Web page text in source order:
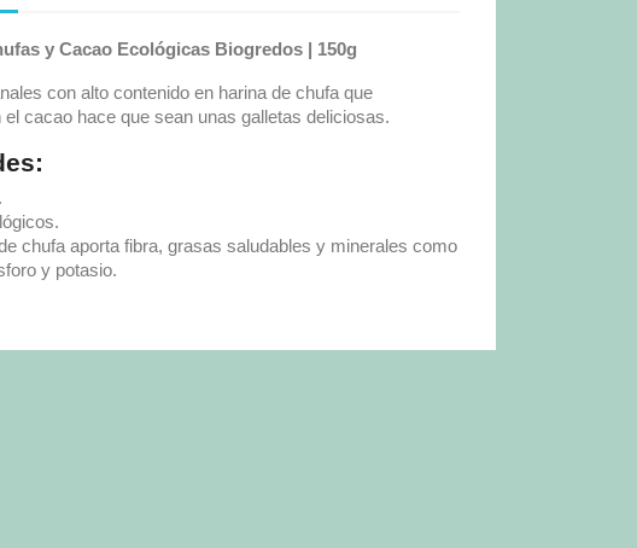
y Cacao Ecológicas Biogredos | 150g
con alto contenido en harina de chufa que
cacao hace que sean unas galletas deliciosas.
chufa aporta fibra, grasas saludables y minerales como
y potasio.